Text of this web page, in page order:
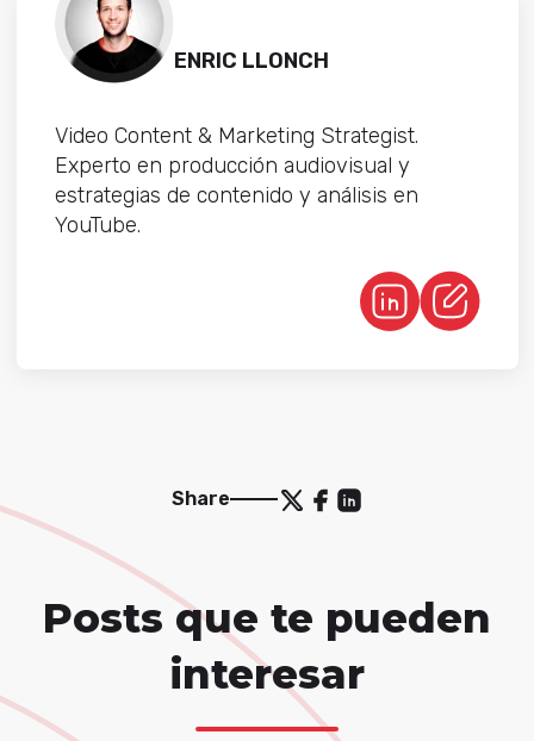
ENRIC LLONCH
Video Content & Marketing Strategist.
Experto en producción audiovisual y
estrategias de contenido y análisis en
YouTube.
Share
Posts que te pueden
interesar